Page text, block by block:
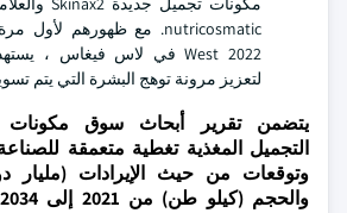
لتعزيز مرونة توهج البشرة التي يتم
يتضمن تقرير أبحاث سوق
التجميل المغذية تغطية متعمقة
وتوقعات من حيث الإيرادات (مليار